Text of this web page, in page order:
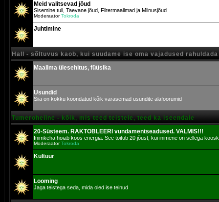
Meid valitsevad jõud
Sisemine tuli, Taevane jõud, Filtermaailmad ja Miinusjõud
ModeraatorTokroda
Juhtimine
Hall - sõltuvus kaob, kui suudame ise oma vajadused rahuldada
Maailma ülesehitus, füüsika
Usundid
Siia on kokku koondatud kõik varasemad usundite alafoorumid
Tumeroheline - kõik, mis teed teistele, teed ka iseendale
20-Süsteem. RAKTOBLEERI vundamentseadused. VALMIS!!!
Inimkeha hoiab koos energia. See toitub 20 jõust, kui inimene on sellega
ModeraatorTokroda
Kultuur
Looming
Jaga teistega seda, mida oled ise teinud